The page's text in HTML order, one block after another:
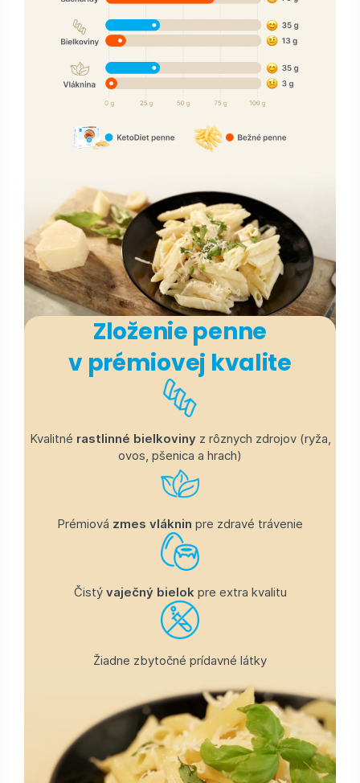
Zloženie penne
v prémiovej kvalite
Kvalitné rastlinné bielkovinyz rôznych zdrojov (ryža,
ovos, pšenica a hrach)
Prémiová zmes vláknin pre zdravé trávenie
Čistý vaječný bielok pre extra kvalitu
Žiadne zbytočné prídavné látky